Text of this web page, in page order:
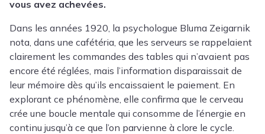
vous avez achevées.
Dans les années 1920, la psychologue Bluma Zeigarnik
nota, dans une cafétéria, que les serveurs se rappelaient
clairement les commandes des tables qui n’avaient pas
encore été réglées, mais l’information disparaissait de
leur mémoire dès qu’ils encaissaient le paiement. En
explorant ce phénomène, elle confirma que le cerveau
crée une boucle mentale qui consomme de l’énergie en
continu jusqu’à ce que l’on parvienne à clore le cycle.